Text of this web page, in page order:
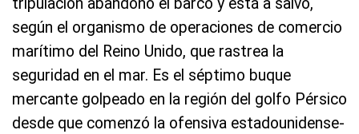
tripulación abandonó el barco y está a salvo,
según el organismo de operaciones de comercio
marítimo del Reino Unido, que rastrea la
seguridad en el mar. Es el séptimo buque
mercante golpeado en la región del golfo Pérsico
desde que comenzó la ofensiva estadounidense-